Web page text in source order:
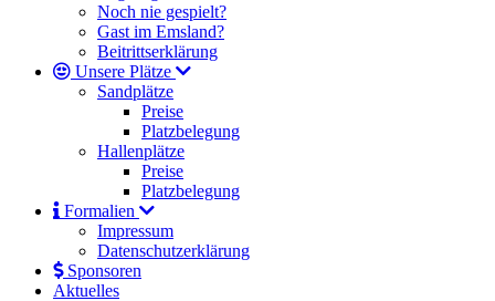
Noch nie gespielt?
Gast im Emsland?
Beitrittserklärung
Unsere Plätze
Sandplätze
Preise
Platzbelegung
Hallenplätze
Preise
Platzbelegung
Formalien
Impressum
Datenschutzerklärung
Sponsoren
Aktuelles